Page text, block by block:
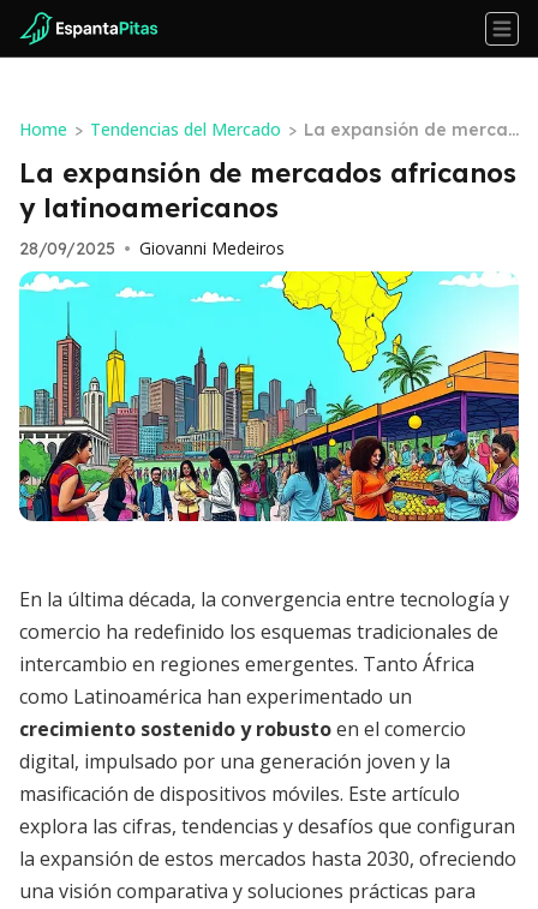
Home > Tendencias del Mercado > La expansión de merca
dos africanos y latinoa
mericanos
La expansión de mercados africanos
y latinoamericanos
28/09/2025 • Giovanni Medeiros
En la última década, la convergencia entre tecnología y
comercio ha redefinido los esquemas tradicionales de
intercambio en regiones emergentes. Tanto África
como Latinoamérica han experimentado un
crecimiento sostenido y robustoen el comercio
digital, impulsado por una generación joven y la
masificación de dispositivos móviles. Este artículo
explora las cifras, tendencias y desafíos que configuran
la expansión de estos mercados hasta 2030, ofreciendo
una visión comparativa y soluciones prácticas para